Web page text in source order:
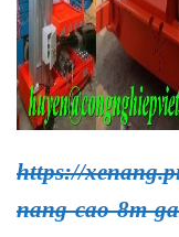
https://
nang-cao-8m-